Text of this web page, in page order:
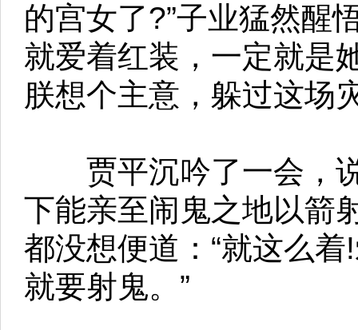
的宫女了?”子业猛然醒
就爱着红装，一定就是
朕想个主意，躲过这场
贾平沉吟了一会，说
下能亲至闹鬼之地以箭
都没想便道：“就这么
就要射鬼。”